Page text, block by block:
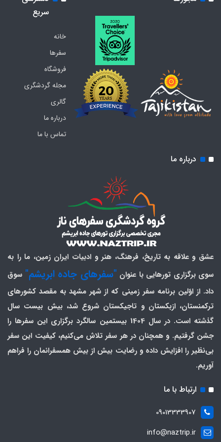
سریع
خانه
سفرها
فروشگاه
مجله گردشگری
گالری
درباره ما
تماس با ما
درباره ما
عشق و علاقه به تاریخ، فرهنگ، هنر و ادبیات ایران زمین، ما را به
سوی برگزاری تورهایی با عنوان "سفرهای جاده ابریشم" سوق
داد. از اوّلین برنامه سفر زمینی که از شهر مشهد به مقصد کشورهای
ترکمنستان، ازبکستان و تاجیکستان شروع شد، بیش بیست سال
گذشته است. در سال 1404 بیستمین سالگرد برگزاری این سفرها را
جشن گرفتیم. و همچنان در هر سفر تلاش می‌کنیم، کیفیت این سفر
بی‌نظیر را افزایش داده و رضایت بیش از بیش همسفرانمان را فراهم
آوریم.
ارتباط با ما
09013333907
info@naztrip.ir